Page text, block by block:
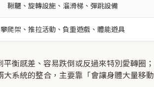
鞦韆、旋轉設施、溜滑梯、彈跳設備
攀爬架、推拉活動、負重遊戲、體能遊具
衡感差、容易跌倒或反過來特別愛轉圈；
系統的整合，主要靠「會讓身體大量移動